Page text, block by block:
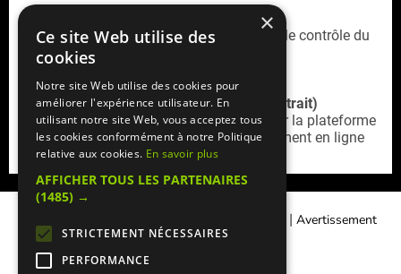
La Terrasse est un restaurant cacher sous le contrôle du
Beth-Din de Paris.
Service commande en ligne (livraison / retrait)
Retrouvez lacarte livraison La Terrasse
sur la plateforme
Mangercacher.com(cagnotte, offres, paiement en ligne
sécurisé)
| Avertissement
Légal
×
Ce site Web utilise des
cookies
Notre site Web utilise des cookies pour
améliorer l'expérience utilisateur. En
utilisant notre site Web, vous acceptez tous
les cookies conformément à notre Politique
relative aux cookies. En savoir plus
AFFICHER TOUS LES PARTENAIRES
(1485) →
STRICTEMENT NÉCESSAIRES
PERFORMANCE